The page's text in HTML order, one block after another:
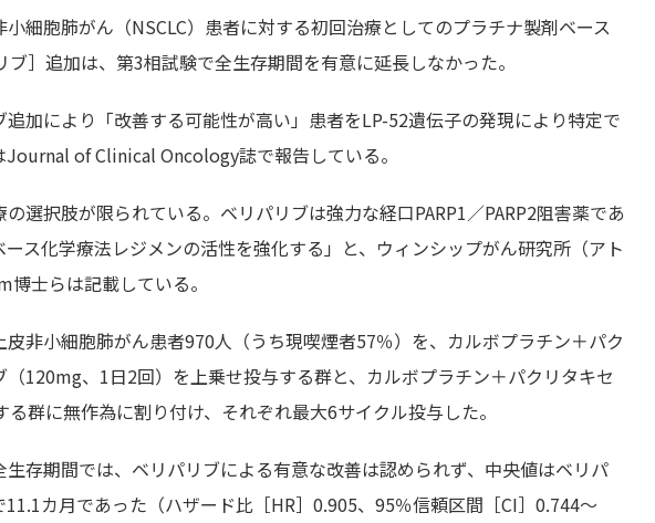
細胞肺がん（NSCLC）患者に対する初回治療としてのプラチナ製剤ベース
］追加は、第3相試験で全生存期間を有意に延長しなかった。
加により「改善する可能性が高い」患者をLP-52遺伝子の発現により特定で
of Clinical Oncology誌で報告している。
の選択肢が限られている。ベリパリブは強力な経口PARP1／PARP2阻害薬であ
ス化学療法レジメンの活性を強化する」と、ウィンシップがん研究所（アト
士らは記載している。
非小細胞肺がん患者970人（うち現喫煙者57％）を、カルボプラチン＋パク
120mg、1日2回）を上乗せ投与する群と、カルボプラチン＋パクリタキセ
群に無作為に割り付け、それぞれ最大6サイクル投与した。
存期間では、ベリパリブによる有意な改善は認められず、中央値はベリパ
カ月であった（ハザード比［HR］0.905、95％信頼区間［CI］0.744～